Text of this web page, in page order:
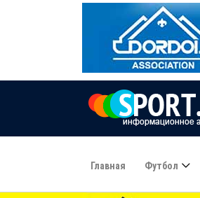
Главная Футбол